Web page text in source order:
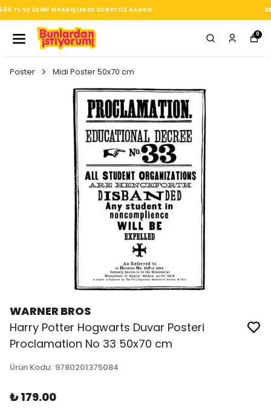
SEÇTIĞIN HER ÜRÜN, TARZINA DAIR KÜÇÜK BIR IMZA
0
Poster Midi Poster 50x70 cm
WARNER BROS
Harry Potter Hogwarts Duvar Posteri
Proclamation No 33 50x70 cm
Ürün Kodu: 9780201375084
₺ 179.00